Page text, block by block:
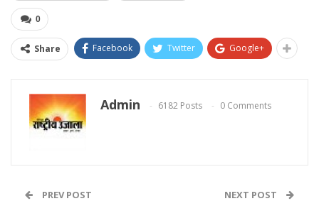
0
Share Facebook Twitter Google+
Admin 6182 Posts 0 Comments
PREV POST NEXT POST